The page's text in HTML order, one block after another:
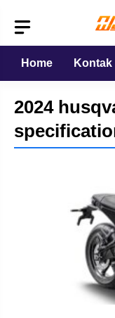
isi
Home
Kontak
2024